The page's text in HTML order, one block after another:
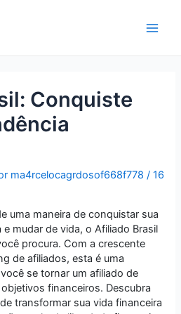
Conquiste
ma4rcelocagrdosof668f778/16
uma maneira de conquistar sua
mudar de vida, o Afiliado Brasil
procura. Com a crescente
de afiliados, esta é uma
se tornar um afiliado de
financeiros. Descubra
transformar sua vida financeira